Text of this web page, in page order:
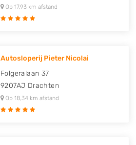
Op 17,93 km afstand
Autosloperij Pieter Nicolai
Folgeralaan 37
9207AJ Drachten
Op 18,34 km afstand